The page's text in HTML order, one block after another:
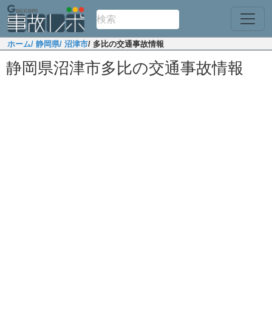
ホーム/ 静岡県/ 沼津市/ 多比の交通事故情報
静岡県沼津市多比の交通事故情報